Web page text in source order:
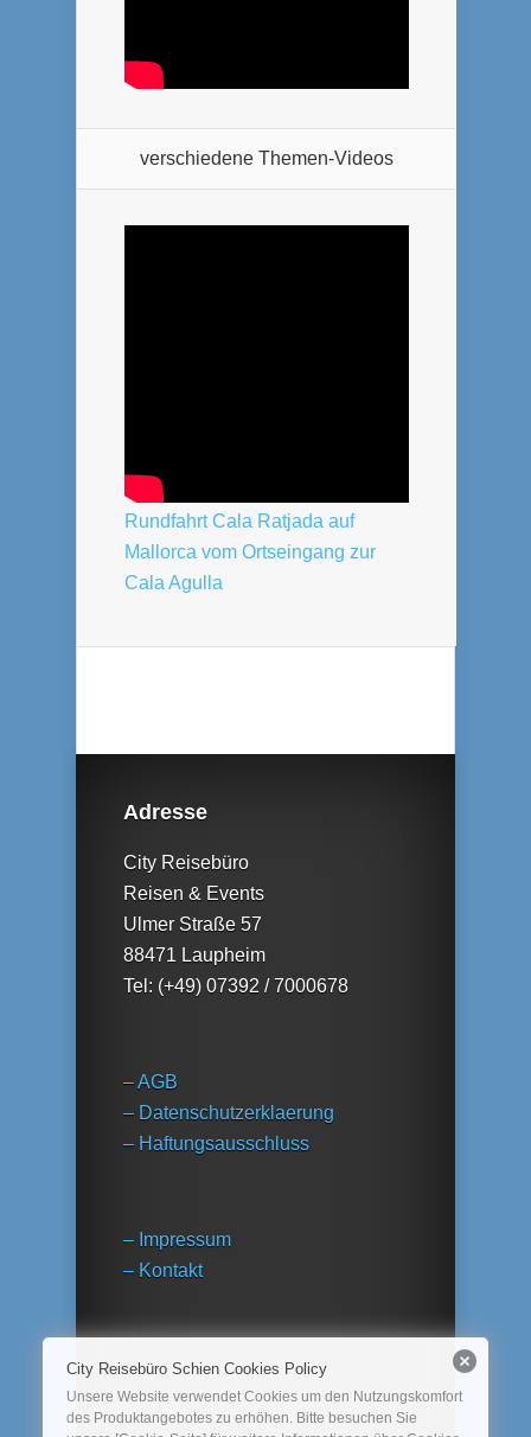
verschiedene Themen-Videos
Rundfahrt Cala Ratjada auf
Mallorca vom Ortseingang zur
Cala Agulla
Adresse
City Reisebüro
Reisen & Events
Ulmer Straße 57
88471 Laupheim
Tel: (+49) 07392 / 7000678
– AGB
– Datenschutzerklaerung
– Haftungsausschluss
– Impressum
– Kontakt
City Reisebüro Schien Cookies Policy
Unsere Website verwendet Cookies um den Nutzungskomfort
des Produktangebotes zu erhöhen. Bitte besuchen Sie